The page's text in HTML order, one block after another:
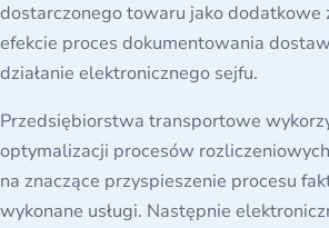
dostarczonego towaru jako dodatkowe
efekcie proces dokumentowania
działanie elektronicznego sejfu.
Przedsiębiorstwa transportowe
optymalizacji procesów
na znaczące przyspieszenie procesu
wykonane usługi. Następnie